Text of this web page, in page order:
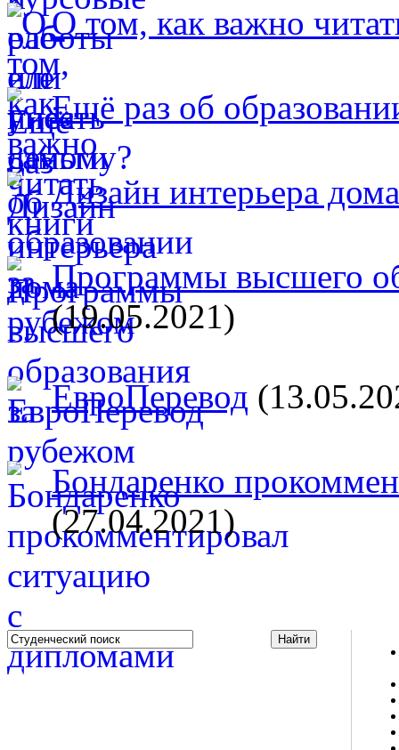
О том, как важно
Ещё раз об
Дизайн интерьера дома
Программы высшего
(19.05.2021)
ЕвроПеревод
Бондаренко
(27.04.2021)
Studportal.net.ua - неофициальный студенческий сайт